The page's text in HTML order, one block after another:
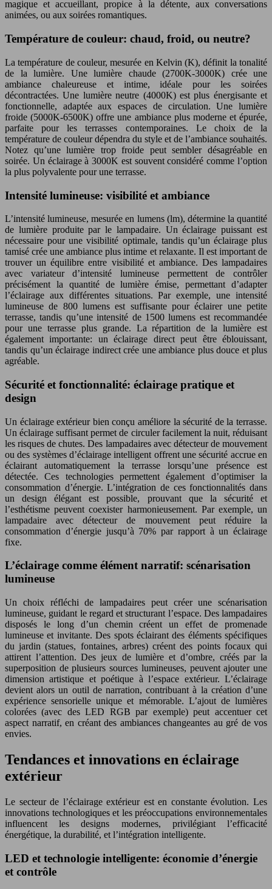
magique et accueillant, propice à la détente, aux conversations
animées, ou aux soirées romantiques.
Température de couleur: chaud, froid, ou neutre?
La température de couleur, mesurée en Kelvin (K), définit la tonalité
de la lumière. Une lumière chaude (2700K-3000K) crée une
ambiance chaleureuse et intime, idéale pour les soirées
décontractées. Une lumière neutre (4000K) est plus énergisante et
fonctionnelle, adaptée aux espaces de circulation. Une lumière
froide (5000K-6500K) offre une ambiance plus moderne et épurée,
parfaite pour les terrasses contemporaines. Le choix de la
température de couleur dépendra du style et de l’ambiance souhaités.
Notez qu’une lumière trop froide peut sembler désagréable en
soirée. Un éclairage à 3000K est souvent considéré comme l’option
la plus polyvalente pour une terrasse.
Intensité lumineuse: visibilité et ambiance
L’intensité lumineuse, mesurée en lumens (lm), détermine la quantité
de lumière produite par le lampadaire. Un éclairage puissant est
nécessaire pour une visibilité optimale, tandis qu’un éclairage plus
tamisé crée une ambiance plus intime et relaxante. Il est important de
trouver un équilibre entre visibilité et ambiance. Des lampadaires
avec variateur d’intensité lumineuse permettent de contrôler
précisément la quantité de lumière émise, permettant d’adapter
l’éclairage aux différentes situations. Par exemple, une intensité
lumineuse de 800 lumens est suffisante pour éclairer une petite
terrasse, tandis qu’une intensité de 1500 lumens est recommandée
pour une terrasse plus grande. La répartition de la lumière est
également importante: un éclairage direct peut être éblouissant,
tandis qu’un éclairage indirect crée une ambiance plus douce et plus
agréable.
Sécurité et fonctionnalité: éclairage pratique et
design
Un éclairage extérieur bien conçu améliore la sécurité de la terrasse.
Un éclairage suffisant permet de circuler facilement la nuit, réduisant
les risques de chutes. Des lampadaires avec détecteur de mouvement
ou des systèmes d’éclairage intelligent offrent une sécurité accrue en
éclairant automatiquement la terrasse lorsqu’une présence est
détectée. Ces technologies permettent également d’optimiser la
consommation d’énergie. L’intégration de ces fonctionnalités dans
un design élégant est possible, prouvant que la sécurité et
l’esthétisme peuvent coexister harmonieusement. Par exemple, un
lampadaire avec détecteur de mouvement peut réduire la
consommation d’énergie jusqu’à 70% par rapport à un éclairage
fixe.
L’éclairage comme élément narratif: scénarisation
lumineuse
Un choix réfléchi de lampadaires peut créer une scénarisation
lumineuse, guidant le regard et structurant l’espace. Des lampadaires
disposés le long d’un chemin créent un effet de promenade
lumineuse et invitante. Des spots éclairant des éléments spécifiques
du jardin (statues, fontaines, arbres) créent des points focaux qui
attirent l’attention. Des jeux de lumière et d’ombre, créés par la
superposition de plusieurs sources lumineuses, peuvent ajouter une
dimension artistique et poétique à l’espace extérieur. L’éclairage
devient alors un outil de narration, contribuant à la création d’une
expérience sensorielle unique et mémorable. L’ajout de lumières
colorées (avec des LED RGB par exemple) peut accentuer cet
aspect narratif, en créant des ambiances changeantes au gré de vos
envies.
Tendances et innovations en éclairage
extérieur
Le secteur de l’éclairage extérieur est en constante évolution. Les
innovations technologiques et les préoccupations environnementales
influencent les designs modernes, privilégiant l’efficacité
énergétique, la durabilité, et l’intégration intelligente.
LED et technologie intelligente: économie d’énergie
et contrôle